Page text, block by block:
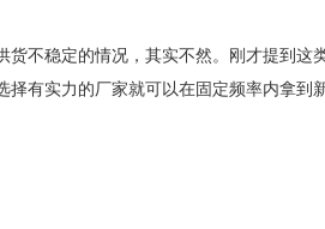
不稳定的情况，其实不然。刚才提到
有实力的厂家就可以在固定频率内拿到